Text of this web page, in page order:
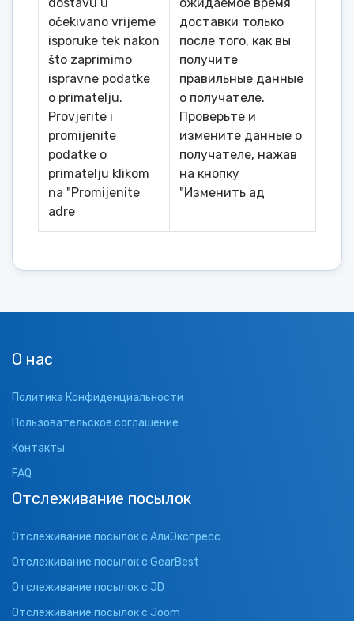
očekivano vrijeme
isporuke tek nakon
što zaprimimo
ispravne podatke
o primatelju.
Provjerite i
promijenite
podatke o
primatelju klikom
na "Promijenite
adre
доставки только
после того, как вы
получите
правильные данные
о получателе.
Проверьте и
измените данные о
получателе, нажав
на кнопку
"Изменить ад
О нас
Политика Конфиденциальности
Пользовательское соглашение
Контакты
FAQ
Отслеживание посылок
Отслеживание посылок с АлиЭкспресс
Отслеживание посылок с GearBest
Отслеживание посылок с JD
Отслеживание посылок с Joom